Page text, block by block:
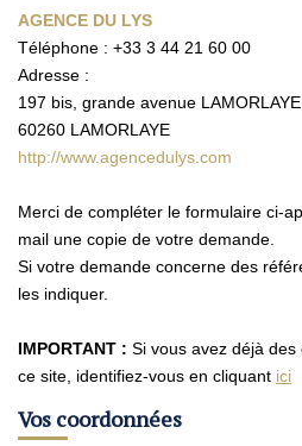
NOS
Avis
ALERTE
AGENCE DU LYS
Téléphone : +33 3 44 21 60 00
Adresse :
197 bis, grande avenue LAMORLAYE
60260 LAMORLAYE
http://www.agencedulys.com
Merci de compléter le formulaire ci-
mail une copie de votre demande.
Si votre demande concerne des
les indiquer.
IMPORTANT : Si vous avez déjà
ce site, identifiez-vous en cliquant ici
Vos coordonnées